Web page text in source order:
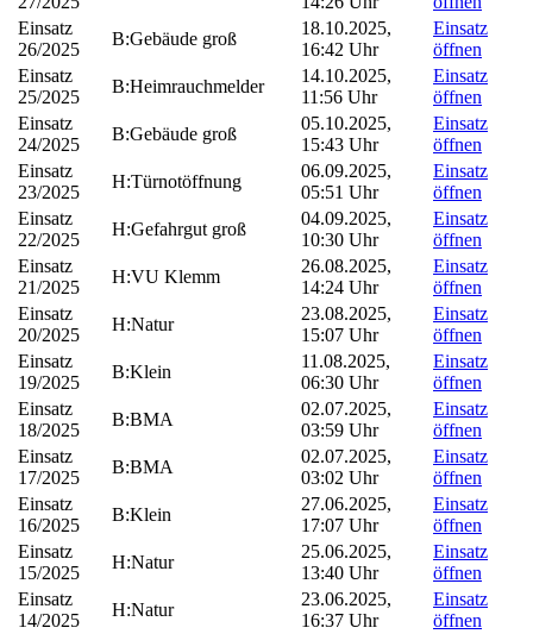
Einsatz
26/2025
B:Gebäude groß
18.10.2025,
16:42 Uhr
Einsatz
öffnen
Einsatz
25/2025
B:Heimrauchmelder
14.10.2025,
11:56 Uhr
Einsatz
öffnen
Einsatz
24/2025
B:Gebäude groß
05.10.2025,
15:43 Uhr
Einsatz
öffnen
Einsatz
23/2025
H:Türnotöffnung
06.09.2025,
05:51 Uhr
Einsatz
öffnen
Einsatz
22/2025
H:Gefahrgut groß
04.09.2025,
10:30 Uhr
Einsatz
öffnen
Einsatz
21/2025
H:VU Klemm
26.08.2025,
14:24 Uhr
Einsatz
öffnen
Einsatz
20/2025
H:Natur
23.08.2025,
15:07 Uhr
Einsatz
öffnen
Einsatz
19/2025
B:Klein
11.08.2025,
06:30 Uhr
Einsatz
öffnen
Einsatz
18/2025
B:BMA
02.07.2025,
03:59 Uhr
Einsatz
öffnen
Einsatz
17/2025
B:BMA
02.07.2025,
03:02 Uhr
Einsatz
öffnen
Einsatz
16/2025
B:Klein
27.06.2025,
17:07 Uhr
Einsatz
öffnen
Einsatz
15/2025
H:Natur
25.06.2025,
13:40 Uhr
Einsatz
öffnen
Einsatz
14/2025
H:Natur
23.06.2025,
16:37 Uhr
Einsatz
öffnen